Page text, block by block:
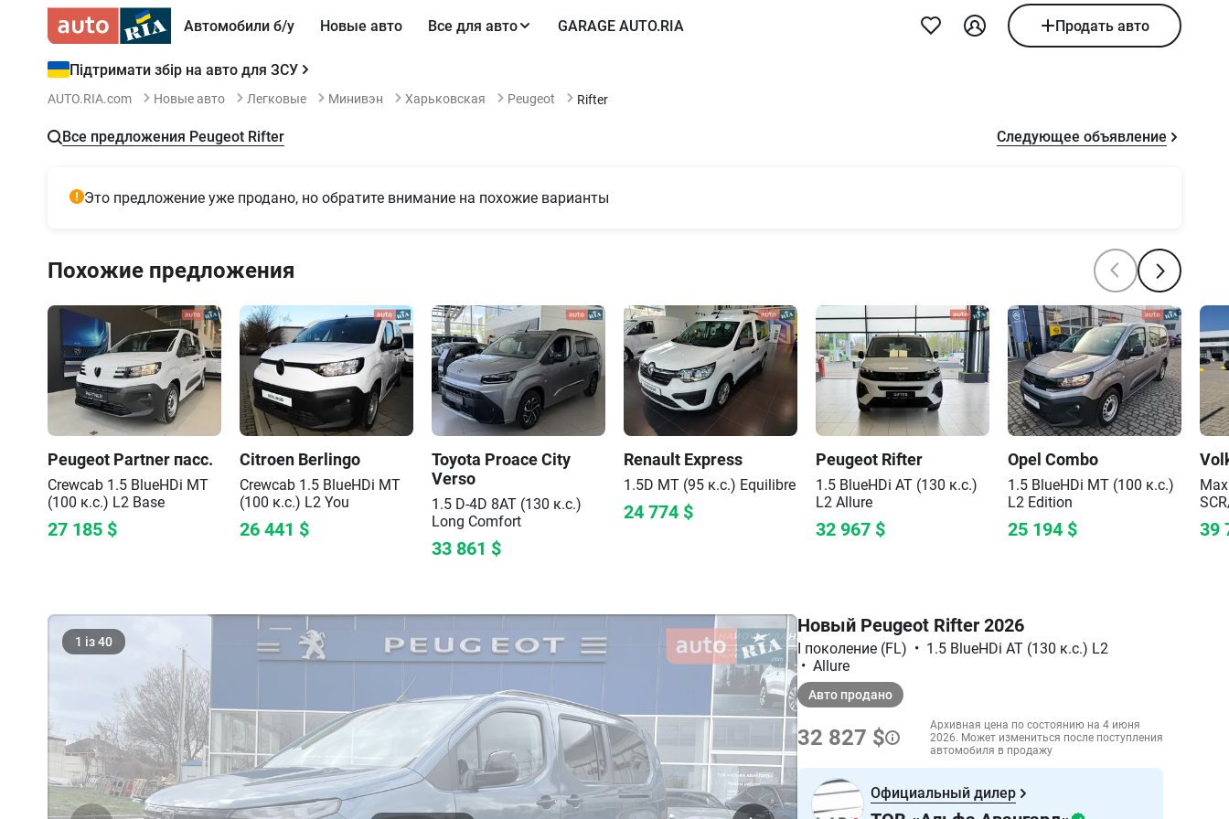
Автомобили б/у Новые авто Все для авто GARAGE AUTO.RIA Продать авто
Підтримати збір на авто для ЗСУ
AUTO.RIA.com Новые авто Легковые Минивэн Харьковская Peugeot Rifter
Все предложения Peugeot Rifter Следующее объявление
Это предложение уже продано, но обратите внимание на похожие варианты
Похожие предложения
Peugeot Partner пасс.
Crewcab 1.5 BlueHDi MT
(100 к.с.) L2 Base
27 185 $
Citroen Berlingo
Crewcab 1.5 BlueHDi MT
(100 к.с.) L2 You
26 441 $
Toyota Proace City
Verso
1.5 D-4D 8AT (130 к.с.)
Long Comfort
33 861 $
Renault Express
1.5D МТ (95 к.с.) Equilibre
24 774 $
Peugeot Rifter
1.5 BlueHDi AT (130 к.с.)
L2 Allure
32 967 $
Opel Combo
1.5 BlueHDi MT (100 к.с.)
L2 Edition
25 194 $ 39
1 із40
Новый Peugeot Rifter 2026
I поколение (FL) • 1.5 BlueHDi AT (130 к.с.) L2
• Allure
Авто продано
32 827 $
Архивная цена по состоянию на 4 июня
2026. Может измениться после поступления
автомобиля в продажу
Официальный дилер